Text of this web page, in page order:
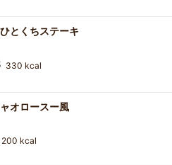
とくちステーキ
330 kcal
オロースー風
200 kcal